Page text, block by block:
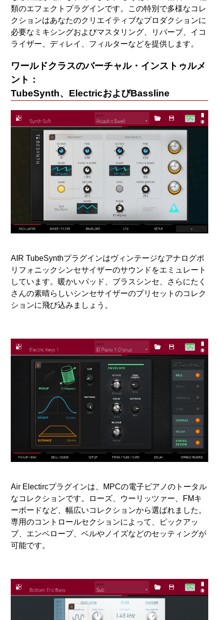
類のエフェクトプラグインです。この特別で多様なコレ
クションはあなたのクリエイティブなプロダクションに
必要なミキシングおよびマスタリング、リバーブ、イコ
ライザー、ディレイ、フィルターなどを提供します。
ワールドクラスのバーチャル・インストゥルメ
ント：
TubeSynth、ElectricおよびBassline
AIR TubeSynthプラグインはヴィンテージなアナログポ
リフォニックシンセサイザーのサウンドをエミュレート
しています。暖かいパッド、ブラスシンセ、さらにたく
さんの素晴らしいシンセサイザーのプリセットのコレク
ションに飛び込みましょう。
Air Electircプラグインは、MPCの電子ピアノのトータル
なコレクションです。ローズ、ウーリッツァー、FMキ
ーボードなど、幅広いコレクションから選ばれました。
専用のコントロールセクションによって、ピックアッ
プ、エンベロープ、ベルやノイズなどのセッティングが
可能です。